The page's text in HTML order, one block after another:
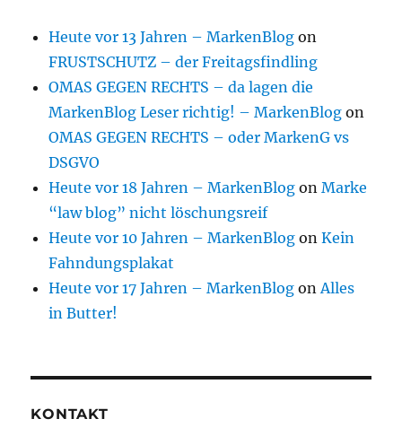
Heute vor 13 Jahren – MarkenBlog on
FRUSTSCHUTZ – der Freitagsfindling
OMAS GEGEN RECHTS – da lagen die
MarkenBlog Leser richtig! – MarkenBlog on
OMAS GEGEN RECHTS – oder MarkenG vs
DSGVO
Heute vor 18 Jahren – MarkenBlog onMarke
“law blog” nicht löschungsreif
Heute vor 10 Jahren – MarkenBlog onKein
Fahndungsplakat
Heute vor 17 Jahren – MarkenBlog onAlles
in Butter!
KONTAKT